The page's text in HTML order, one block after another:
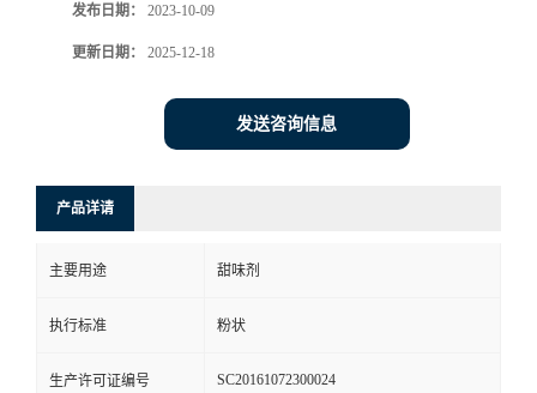
发布日期： 2023-10-09
更新日期： 2025-12-18
发送咨询信息
产品详请
主要用途 甜味剂
执行标准 粉状
生产许可证编号 SC20161072300024